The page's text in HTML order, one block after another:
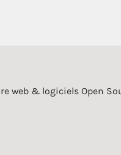
web & logiciels Open